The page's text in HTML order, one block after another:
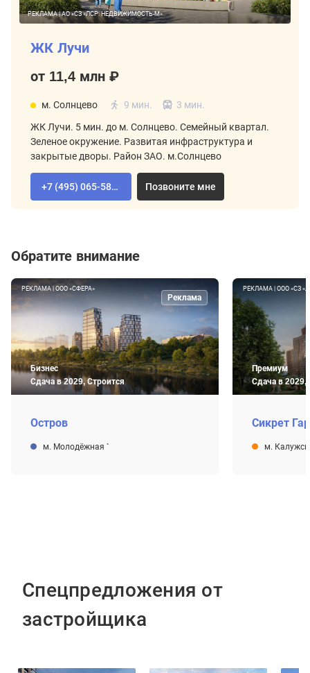
РЕКЛАМА | АО «СЗ «ЛСР. НЕДВИЖИМОСТЬ-М»
ЖК Лучи
от 11,4 млн ₽
м. Солнцево 9 мин. 3 мин.
ЖК Лучи. 5 мин. до м. Солнцево. Семейный квартал.
Зеленое окружение. Развитая инфраструктура и
закрытые дворы. Район ЗАО. м.Солнцево
+7 (495) 065-58-92 Позвоните мне
Обратите внимание
РЕКЛАМА | ООО «СФЕРА»
Бизнес
Сдача в 2029, Строится
Реклама
Остров
м. Молодёжная `
РЕКЛАМА | ООО «СЗ
Премиум
Сдача в 2029,
Сикрет
м.
Спецпредложения от
застройщика